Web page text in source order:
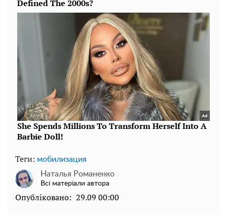
Теги: мобилизация
Наталья Романенко
Всі матеріали автора
Опубліковано: 29.09 00:00